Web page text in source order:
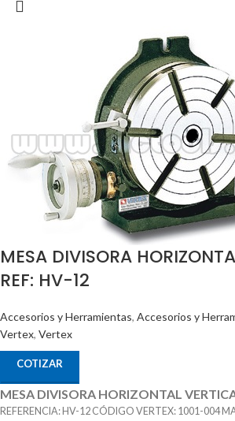
MESA DIVISORA
REF: HV-12
Accesorios y Herramientas, Accesorios y
Vertex, Vertex
COTIZAR
MESA DIVISORA HORIZONTAL
REFERENCIA: HV-12 CÓDIGO VERTEX: 1001-004